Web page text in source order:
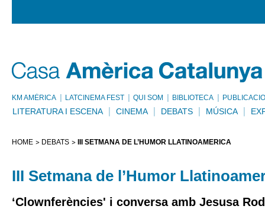
KM AMÈRICA LATCINEMA FEST QUI SOM BIBLIOTECA
LITERATURA I ESCENA CINEMA DEBATS MÚSICA
HOME DEBATS III SETMANA DE L’HUMOR LLATINOAMERICÀ
III Setmana de l’Humor
‘Clownferències' i conversa amb Jesusa